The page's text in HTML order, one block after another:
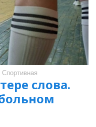
Спортивная
слова.